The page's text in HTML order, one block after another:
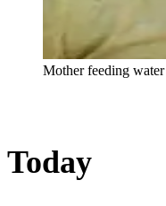
Mother feeding
Today